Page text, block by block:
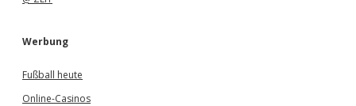
Werbung
Fußball heute
Online-Casinos